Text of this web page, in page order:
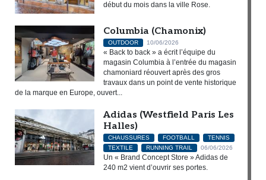
début du mois dans la ville Rose.
Columbia (Chamonix)
OUTDOOR 10/06/2026
« Back to back » a écrit l’équipe du
magasin Columbia à l’entrée du magasin
chamoniard réouvert après des gros
travaux dans un point de vente historique
de la marque en Europe, ouvert...
Adidas (Westfield Paris Les
Halles)
CHAUSSURES FOOTBALL
TENNIS
TEXTILE
RUNNING TRAIL 06/06/2026
Un « Brand Concept Store » Adidas de
240 m2 vient d’ouvrir ses portes.